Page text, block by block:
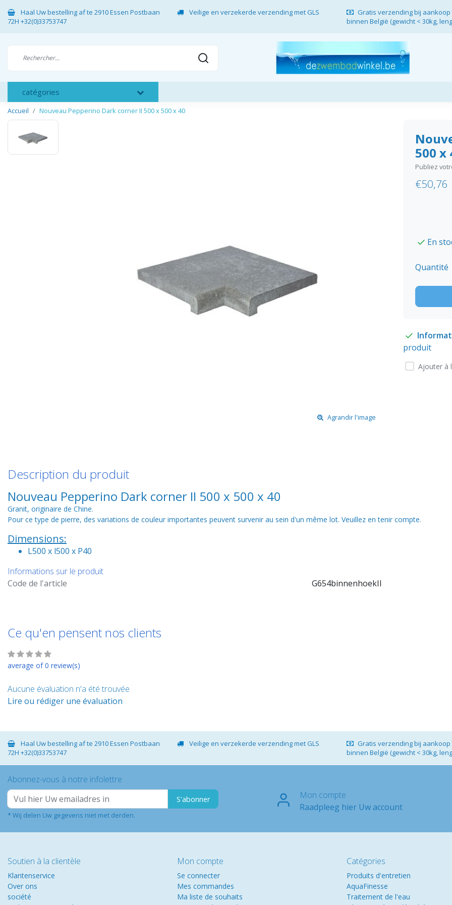
Haal Uw bestelling af te 2910 Essen Postbaan
72H +32(0)33753747
Veilige en verzekerde verzending met GLS
Gratis verzending bij aankoop
binnen België (gewicht < 30kg,
catégories
Accueil Nouveau Pepperino Dark corner II 500 x 500 x 40
Agrandir l'image
500 x
Publiez
€50,76
En
Quantité
produit
Ajouter à
Description du produit
Nouveau Pepperino Dark corner II 500 x 500 x 40
Granit, originaire de Chine.
Pour ce type de pierre, des variations de couleur importantes peuvent survenir au sein d'un même lot. Veuillez en tenir compte.
Dimensions:
L500 x l500 x P40
Informations sur le produit
Code de l'article
G654binnenhoekII
Ce qu'en pensent nos clients
average of 0 review(s)
Aucune évaluation n'a été trouvée
Lire ou rédiger une évaluation
Haal Uw bestelling af te 2910 Essen Postbaan
72H +32(0)33753747
Veilige en verzekerde verzending met GLS
Gratis verzending bij aankoop
binnen België (gewicht < 30kg,
Abonnez-vous à notre infolettre
S'abonner
* Wij delen Uw gegevens niet met derden.
Mon compte
Raadpleeg hier Uw account
Soutien à la clientèle
Klantenservice
Over ons
société
Mon compte
Se connecter
Mes commandes
Ma liste de souhaits
Catégories
Produits d'entretien
AquaFinesse
Traitement de l'eau